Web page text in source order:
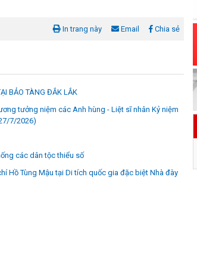
In trang này Email Chia sẻ
BẢO TÀNG ĐẮK LẮK
tưởng niệm các Anh hùng - Liệt sĩ nhân Kỷ niệm
7/2026)
các dân tộc thiểu số
Hồ Tùng Mậu tại Di tích quốc gia đặc biệt Nhà đày